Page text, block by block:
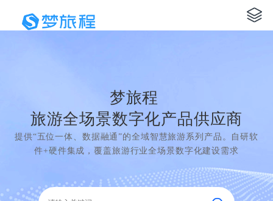
梦旅程
旅游全场景数字化产品供应商
提供“五位一体、数据融通”的全域智慧旅游系列产品。自研软
件+硬件集成，覆盖旅游行业全场景数字化建设需求